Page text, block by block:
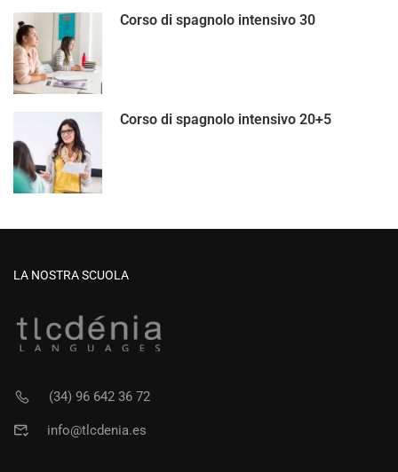
Corso di spagnolo intensivo 30
Corso di spagnolo intensivo 20+5
LA NOSTRA SCUOLA
(34) 96 642 36 72
info@tlcdenia.es